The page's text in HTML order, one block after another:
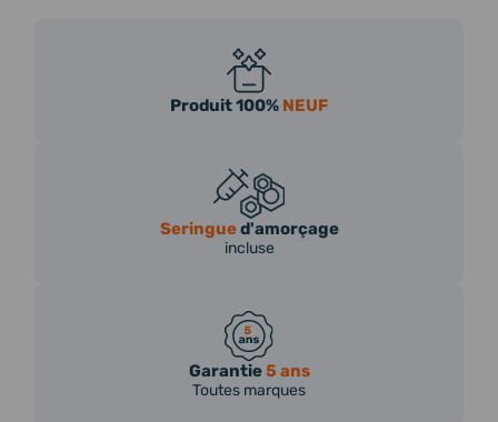
Produit 100% NEUF
Seringued'amorçage
incluse
Garantie5 ans
Toutes marques